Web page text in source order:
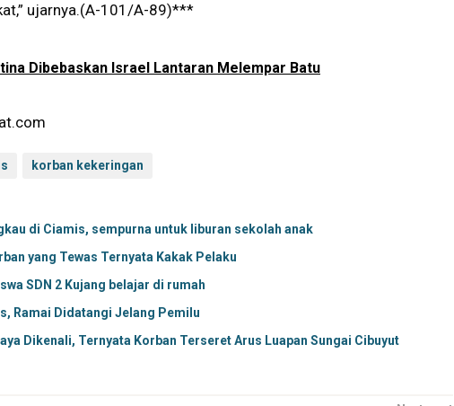
ujarnya.(A-101/A-89)***
Dibebaskan Israel Lantaran Melempar Batu
korban kekeringan
di Ciamis, sempurna untuk liburan sekolah anak
yang Tewas Ternyata Kakak Pelaku
SDN 2 Kujang belajar di rumah
Ramai Didatangi Jelang Pemilu
Dikenali, Ternyata Korban Terseret Arus Luapan Sungai Cibuyut